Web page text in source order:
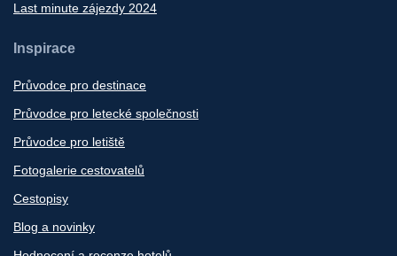
Last minute zájezdy 2024
Inspirace
Průvodce pro destinace
Průvodce pro letecké společnosti
Průvodce pro letiště
Fotogalerie cestovatelů
Cestopisy
Blog a novinky